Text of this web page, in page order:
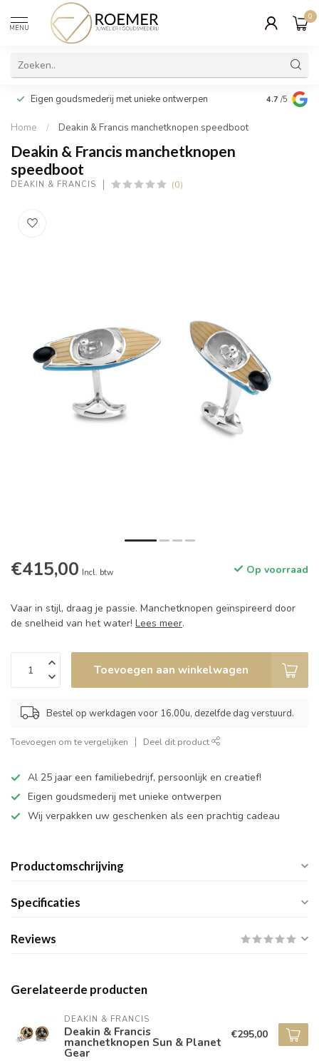
MENU
0
Eigen goudsmederij met unieke ontwerpen Wij
cadeau
4.7 /5
Home / Deakin & Francis manchetknopen speedboot
Deakin & Francis manchetknopen
speedboot
DEAKIN & FRANCIS (0)
€415,00 Incl. btw Op voorraad
Vaar in stijl, draag je passie. Manchetknopen geïnspireerd door
de snelheid van het water! Lees meer.
Toevoegen aan winkelwagen
Bestel op werkdagen voor 16.00u, dezelfde dag verstuurd.
Toevoegen om te vergelijken Deel dit product
Al 25 jaar een familiebedrijf, persoonlijk en creatief!
Eigen goudsmederij met unieke ontwerpen
Wij verpakken uw geschenken als een prachtig cadeau
Productomschrijving
Specificaties
Reviews
Gerelateerde producten
DEAKIN & FRANCIS
Deakin & Francis
manchetknopen Sun & Planet
Gear
€295,00